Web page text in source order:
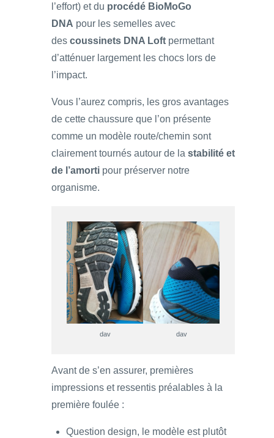
l’effort) et du procédé BioMoGo
DNA pour les semelles avec
des coussinets DNA Loft permettant
d’atténuer largement les chocs lors de
l’impact.
Vous l’aurez compris, les gros avantages
de cette chaussure que l’on présente
comme un modèle route/chemin sont
clairement tournés autour de la stabilité et
de l’amorti pour préserver notre
organisme.
dav dav
Avant de s’en assurer, premières
impressions et ressentis préalables à la
première foulée :
Question design, le modèle est plutôt